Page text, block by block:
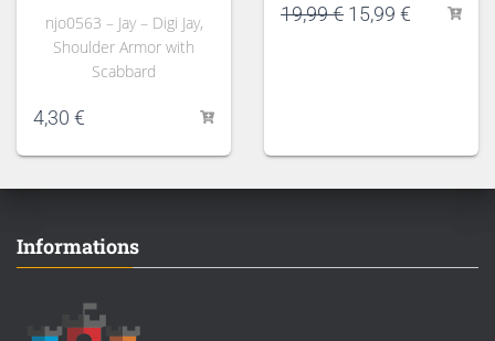
njo0563 – Jay – Digi Jay,
Shoulder Armor with
Scabbard
4,30 €
19,99€ Le
15,99 €
Informations